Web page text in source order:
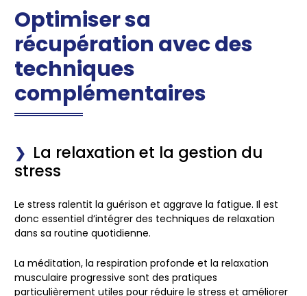
Optimiser sa
récupération avec des
techniques
complémentaires
La relaxation et la gestion du
stress
Le stress ralentit la guérison et aggrave la fatigue. Il est
donc essentiel d’intégrer des techniques de relaxation
dans sa routine quotidienne.
La méditation, la respiration profonde et la relaxation
musculaire progressive sont des pratiques
particulièrement utiles pour réduire le stress et améliorer